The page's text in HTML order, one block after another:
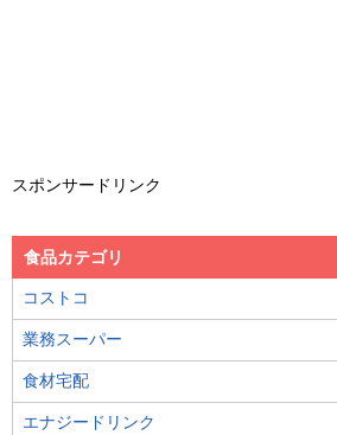
スポンサードリンク
食品カテゴリ
コストコ
業務スーパー
食材宅配
エナジードリンク